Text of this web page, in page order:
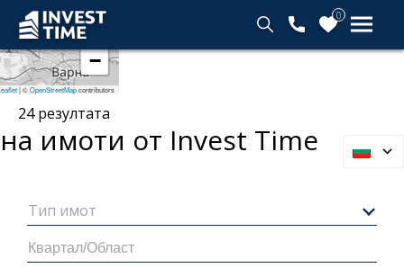
0
−
|©OpenStreetMapcontributors
Начало
24резултата
на имоти от Invest Time
Тип имот